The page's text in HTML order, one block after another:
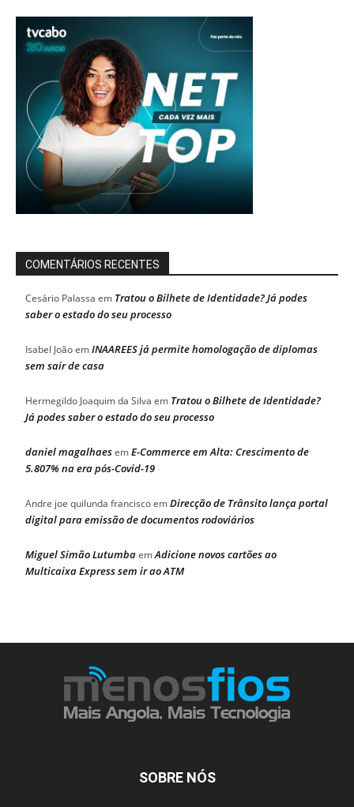
COMENTÁRIOS RECENTES
Cesário Palassa em Tratou o Bilhete de Identidade? Já podes
saber o estado do seu processo
Isabel JoãoemINAAREES já permite homologação de diplomas
sem sair de casa
Hermegildo Joaquim da Silva em Tratou o Bilhete de Identidade?
Já podes saber o estado do seu processo
daniel magalhaesemE-Commerce em Alta: Crescimento de
5.807% na era pós-Covid-19
Andre joe quilunda franciscoemDirecção de Trânsito lança portal
digital para emissão de documentos rodoviários
Miguel Simão LutumbaemAdicione novos cartões ao
Multicaixa Express sem ir ao ATM
SOBRE NÓS